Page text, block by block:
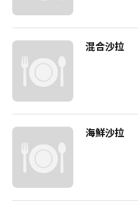
混合沙拉
海鮮沙拉